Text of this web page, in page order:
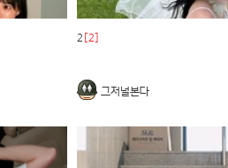
2 [2]
그저널본다